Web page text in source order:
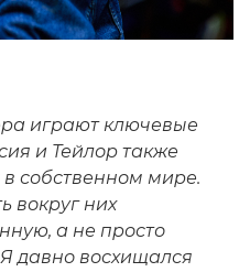
играют ключевые
и Тейлор также
собственном мире.
вокруг них
а не просто
давно восхищался